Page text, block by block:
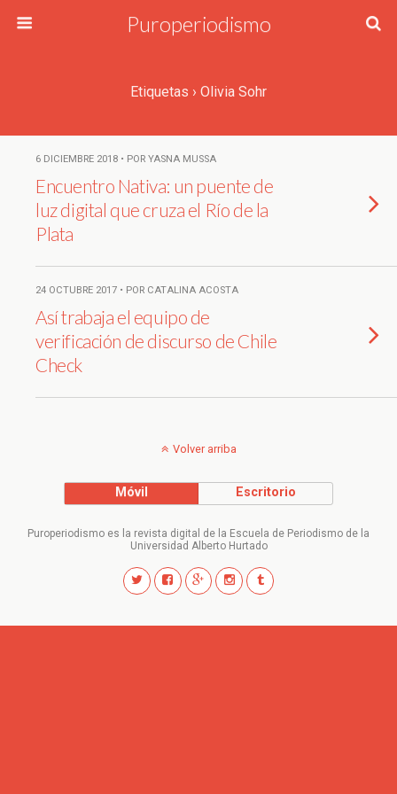
Puroperiodismo
Etiquetas › Olivia Sohr
6 DICIEMBRE 2018 • POR YASNA MUSSA
Encuentro Nativa: un puente de
luz digital que cruza el Río de la
Plata
24 OCTUBRE 2017 • POR CATALINA ACOSTA
Así trabaja el equipo de
verificación de discurso de Chile
Check
Volver arriba
Móvil Escritorio
Puroperiodismo es la revista digital de la Escuela de Periodismo de la
Universidad Alberto Hurtado